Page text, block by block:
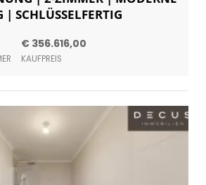
| SCHLÜSSELFERTIG
€ 356.616,00
KAUFPREIS